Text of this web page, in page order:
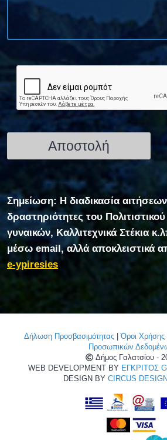
Σημείωση: Η διαδικασία αιτήσεων
δραστηριότητες του
γυναικών, Καλλιτεχνικά Στέκια
μέσω email, αλλά αποκλειστικά
e-ypiresies
Δήλωση Προσβασιμότητας |Όροι Χρήσης
Προσωπικών
Δήμος Γαλατσίου -
WEB DEVELOPMENT BY ΕΓΚΡΙΤΟΣ
DESIGN BY CIRCUS